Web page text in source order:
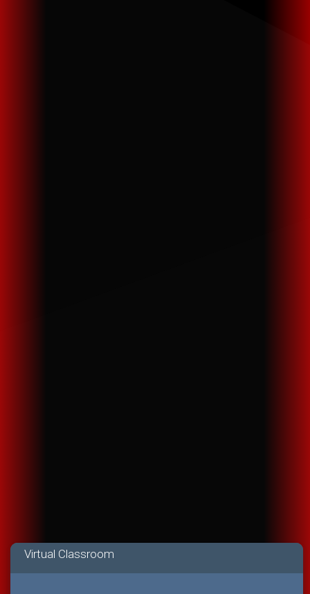
Virtual Classroom